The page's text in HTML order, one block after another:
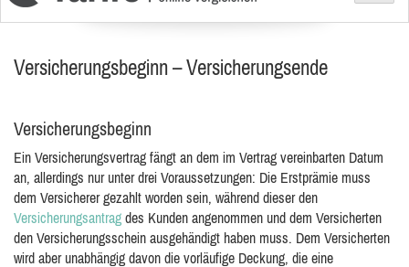
Versicherungsbeginn – Versicherungsende
Versicherungsbeginn
Ein Versicherungsvertrag fängt an dem im Vertrag vereinbarten Datum
an, allerdings nur unter drei Voraussetzungen: Die Erstprämie muss
dem Versicherer gezahlt worden sein, während dieser den
Versicherungsantrag des Kunden angenommen und dem Versicherten
den Versicherungsschein ausgehändigt haben muss. Dem Versicherten
wird aber unabhängig davon die vorläufige Deckung, die eine